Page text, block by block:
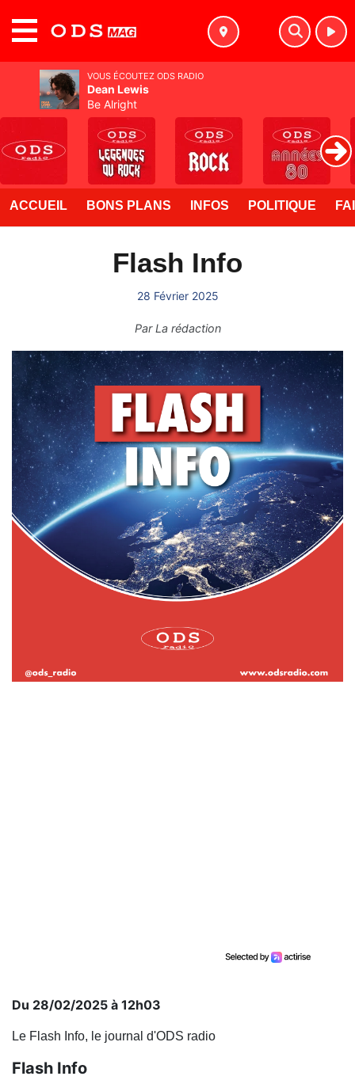
ACCUEIL BONS PLANS INFOS POLITIQUE
Flash Info
28 Février 2025
ParLa rédaction
Du 28/02/2025 à 12h03
Le Flash Info, le journal d'ODS radio
Flash Info
VOUS ÉCOUTEZ ODS RADIO
Dean Lewis
Be Alright